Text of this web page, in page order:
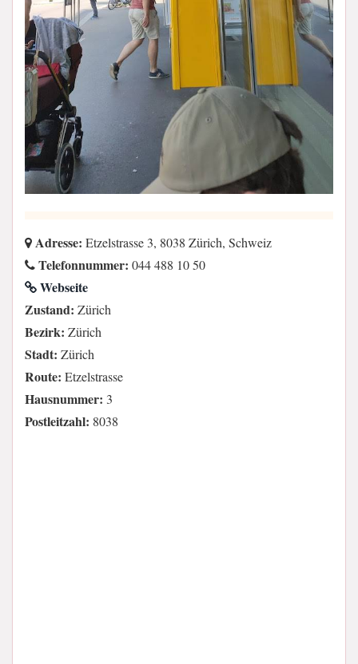
Adresse: Etzelstrasse 3, 8038 Zürich, Schweiz
Telefonnummer: 044 488 10 50
Webseite
Zustand: Zürich
Bezirk: Zürich
Stadt: Zürich
Route: Etzelstrasse
Hausnummer: 3
Postleitzahl: 8038